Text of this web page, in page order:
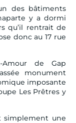
des bâtiments
y a dormi
qu’il rentrait de
donc au 17 rue
Amour de Gap
monument
imposante
Les Prêtres y
simplement une